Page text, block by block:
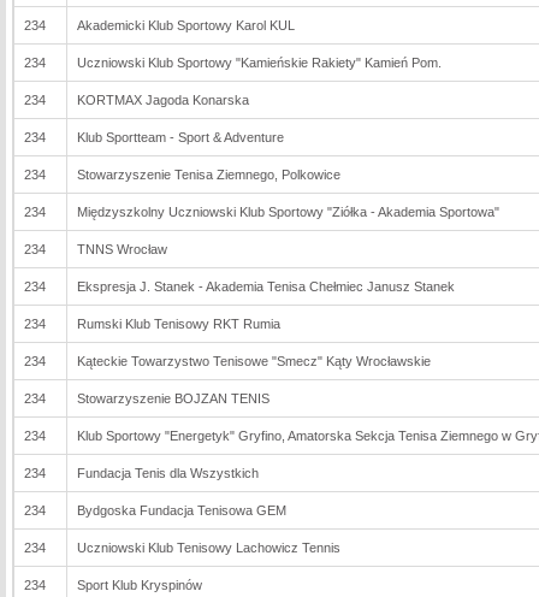
234 Akademicki Klub Sportowy Karol KUL
234 Uczniowski Klub Sportowy "Kamieńskie Rakiety" Kamień Pom.
234 KORTMAX Jagoda Konarska
234 Klub Sportteam - Sport & Adventure
234 Stowarzyszenie Tenisa Ziemnego, Polkowice
234 Międzyszkolny Uczniowski Klub Sportowy "Ziółka - Akademia Sportowa"
234 TNNS Wrocław
234 Ekspresja J. Stanek - Akademia Tenisa Chełmiec Janusz Stanek
234 Rumski Klub Tenisowy RKT Rumia
234 Kąteckie Towarzystwo Tenisowe "Smecz" Kąty Wrocławskie
234 Stowarzyszenie BOJZAN TENIS
234 Klub Sportowy "Energetyk" Gryfino, Amatorska Sekcja Tenisa Ziemnego w
234 Fundacja Tenis dla Wszystkich
234 Bydgoska Fundacja Tenisowa GEM
234 Uczniowski Klub Tenisowy Lachowicz Tennis
234 Sport Klub Kryspinów